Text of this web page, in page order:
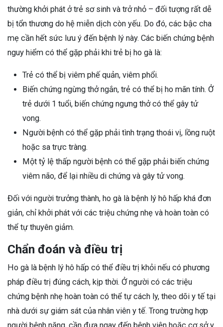
thường khởi phát ở trẻ sơ sinh và trở nhỏ – đối tượng rất dễ
bị tổn thương do hệ miễn dịch còn yếu. Do đó, các bậc cha
mẹ cần hết sức lưu ý đến bệnh lý này. Các biến chứng bệnh
nguy hiểm có thể gặp phải khi trẻ bị ho gà là:
Trẻ có thể bị viêm phế quản, viêm phổi.
Biến chứng ngừng thở ngắn, trẻ có thể bị ho mãn tính. Ở
trẻ dưới 1 tuổi, biến chứng ngưng thở có thể gây tử
vong.
Người bệnh có thể gặp phải tình trạng thoái vị, lồng ruột
hoặc sa trực tràng.
Một tỷ lệ thấp người bệnh có thể gặp phải biến chứng
viêm não, để lại nhiều di chứng và gây tử vong.
Đối với người trưởng thành, ho gà là bệnh lý hô hấp khá đơn
giản, chỉ khởi phát với các triệu chứng nhẹ và hoàn toàn có
thể tự thuyên giảm.
Chẩn đoán và điều trị
Ho gà là bệnh lý hô hấp có thể điều trị khỏi nếu có phương
pháp điều trị đúng cách, kịp thời. Ở người có các triệu
chứng bệnh nhẹ hoàn toàn có thể tự cách ly, theo dõi y tế tại
nhà dưới sự giám sát của nhân viên y tế. Trong trường hợp